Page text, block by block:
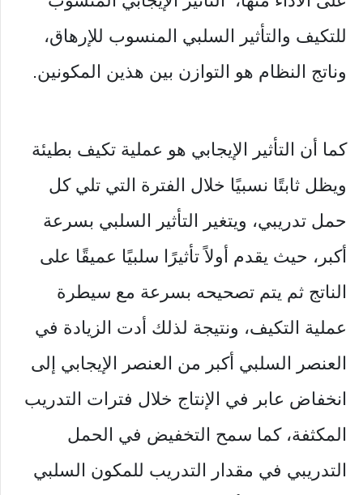
للتكيف والتأثير السلبي المنسوب للإرهاق،
وناتج النظام هو التوازن بين هذين المكونين.
كما أن التأثير الإيجابي هو عملية تكيف بطيئة
ويظل ثابتًا نسبيًا خلال الفترة التي تلي كل
حمل تدريبي، ويتغير التأثير السلبي بسرعة
أكبر، حيث يقدم أولاً تأثيرًا سلبيًا عميقًا على
الناتج ثم يتم تصحيحه بسرعة مع سيطرة
عملية التكيف، ونتيجة لذلك أدت الزيادة في
العنصر السلبي أكبر من العنصر الإيجابي إلى
انخفاض عابر في الإنتاج خلال فترات التدريب
المكثفة، كما سمح التخفيض في الحمل
التدريبي في مقدار التدريب للمكون السلبي